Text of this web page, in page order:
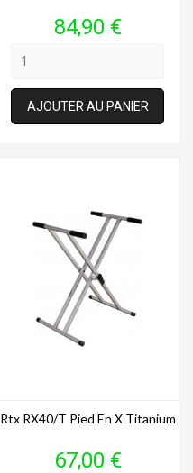
Prix
84,90 €
AJOUTER AU PANIER
Rtx RX40/T Pied En X Titanium
Prix
67,00 €